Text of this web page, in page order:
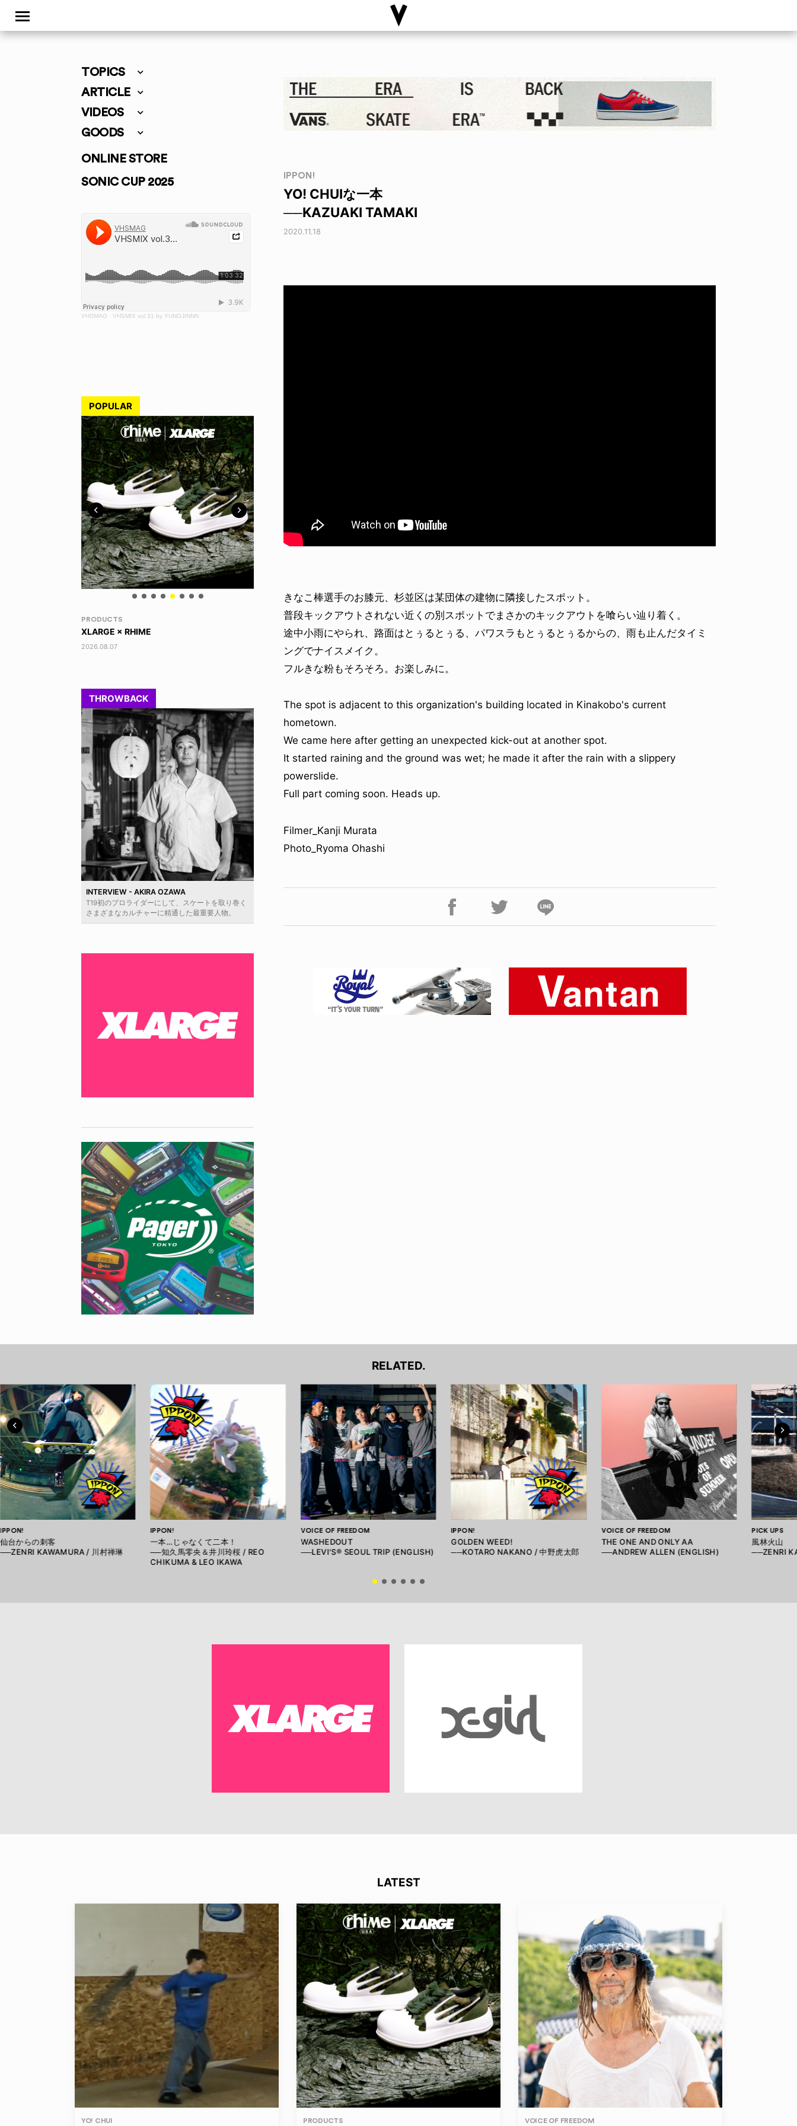
TOPICS
ARTICLE
VIDEOS
GOODS
ONLINE STORE
SONIC CUP 2025
VHSMAG · VHSMIX vol.31 by YUNGJINNN
POPULAR
RANDOM
DINOSAUR JR.
2026.08.06
VOICE OF FREEDOM
TONY ALVA (ENGLISH)
2026.08.07
VOICE OF FREEDOM
AKIRA OZAWA / 尾澤 彰
ID
IZURU NAGAHARA / 永原依弦
THROWBACK
INTERVIEW - AKIRA OZAWA
T19初のプロライダーにして、スケートを取り巻く
さまざまなカルチャーに精通した最重要人物。
IPPON!
YO! CHUIな一本
──KAZUAKI TAMAKI
2020.11.18
きなこ棒選手のお膝元、杉並区は某団体の建物に隣接したスポット。
普段キックアウトされない近くの別スポットでまさかのキックアウトを喰らい辿り着く。
途中小雨にやられ、路面はとぅるとぅる、パワスラもとぅるとぅるからの、雨も止んだタイミ
ングでナイスメイク。
フルきな粉もそろそろ。お楽しみに。
The spot is adjacent to this organization's building located in Kinakobo's current
hometown.
We came here after getting an unexpected kick-out at another spot.
It started raining and the ground was wet; he made it after the rain with a slippery
powerslide.
Full part coming soon. Heads up.
Filmer_Kanji Murata
Photo_Ryoma Ohashi
RELATED.
IPPON!
仙台からの刺客
──ZENRI KAWAMURA / 川村禅琳
IPPON!
一本…じゃなくて二本！
──知久馬零央＆井川玲桜 / REO
CHIKUMA & LEO IKAWA
VOICE OF FREEDOM
WASHEDOUT
──LEVI'S® SEOUL TRIP (ENGLISH)
IPPON!
GOLDEN WEED!
──KOTARO NAKANO / 中野虎太郎
VOICE OF FREEDOM
THE ONE AND ONLY AA
──ANDREW ALLEN (ENGLISH)
PICK UPS
風林火山
──ZENRI
LATEST
YO! CHUI PRODUCTS VOICE OF FREEDOM